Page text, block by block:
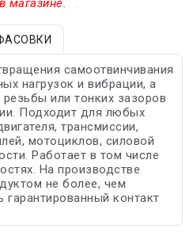
самоотвинчивания
нагрузок и вибрации, а
или тонких зазоров
Подходит для любых
трансмиссии,
мотоциклов, силовой
Работает в том числе
На производстве
не более, чем
контакт